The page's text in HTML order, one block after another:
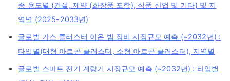
종 용도별 (건설, 제약 (화장품 포함), 식품 산업 및 기타) 및 지
역별 (2025-2033년)
글로벌 가스 클러스터 이온 빔 장비 시장규모 예측 (~2032년) :
타입별(대형 아르곤 클러스터, 소형 아르곤 클러스터), 지역별
글로벌 스마트 전기 계량기 시장규모 예측 (~2032년) : 타입별